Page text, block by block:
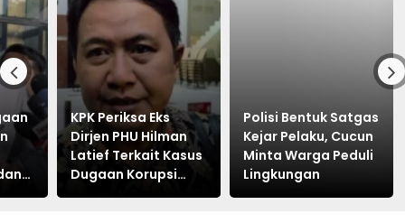
KPK Periksa Eks
Dirjen PHU Hilman
Latief Terkait Kasus
Dugaan Korupsi
Kuota Haji Khusus
Polisi Bentuk Satgas
Kejar Pelaku, Cucun
Minta Warga Peduli
Lingkungan